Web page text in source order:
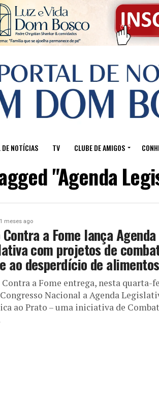
DE NOTÍCIAS TV CLUBE DE AMIGOS
"Agenda
meses ago
a Fome lança Agenda
com projetos de
ao desperdício de alimentos
Contra a Fome entrega, nesta quarta-
Nacional a Agenda
ao Prato – uma iniciativa de